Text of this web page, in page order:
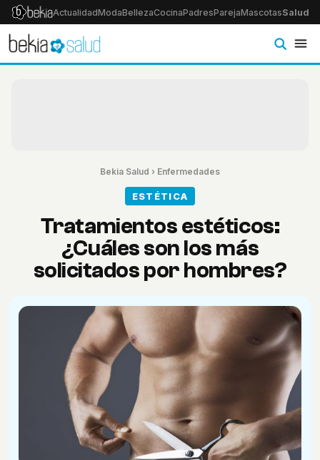
ActualidadModaBellezaCocinaPadresParejaMascotasSalud
Bekia Salud › Enfermedades
ESTÉTICA
Tratamientos estéticos:
¿Cuáles son los más
solicitados por hombres?